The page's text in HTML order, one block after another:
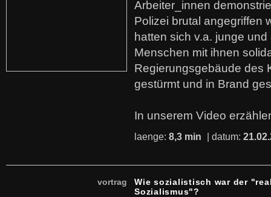
Arbeiter_innen
Polizei brutal angegriffen
hatten sich v.a. junge
Menschen mit ihnen
Regierungsgebäude des
gestürmt und in Brand
In unserem Video
laenge: 8,3 min | datum:
vortrag
Wie sozialistisch war der
Sozialismus"?